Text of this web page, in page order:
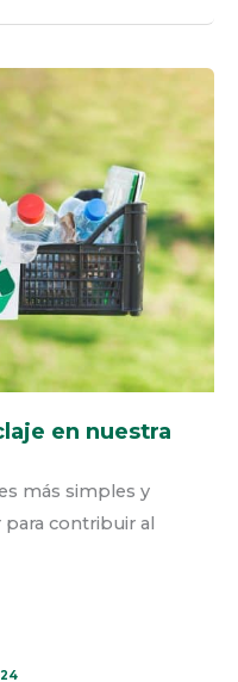
en nuestra
más simples y
para contribuir al